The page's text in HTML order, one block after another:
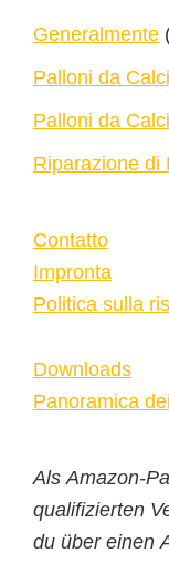
Generalmente
Palloni da
Palloni da
Riparazione di
Contatto
Impronta
Politica sulla
Downloads
Panoramica
Als Amazon-
qualifizierten
du über einen